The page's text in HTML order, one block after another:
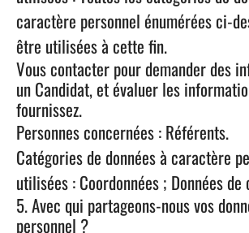
caractère personnel énumérées ci-
être utilisées à cette fin.
Vous contacter pour demander des
un Candidat, et évaluer les
fournissez.
Personnes concernées : Référents.
Catégories de données à caractère
utilisées : Coordonnées ; Données
5. Avec qui partageons-nous vos
personnel ?